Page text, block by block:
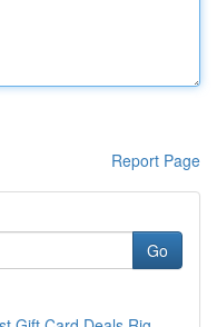
Report Page
Go